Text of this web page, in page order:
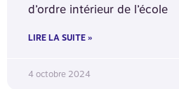
d’ordre intérieur de l’école
LIRE LA SUITE »
4 octobre 2024